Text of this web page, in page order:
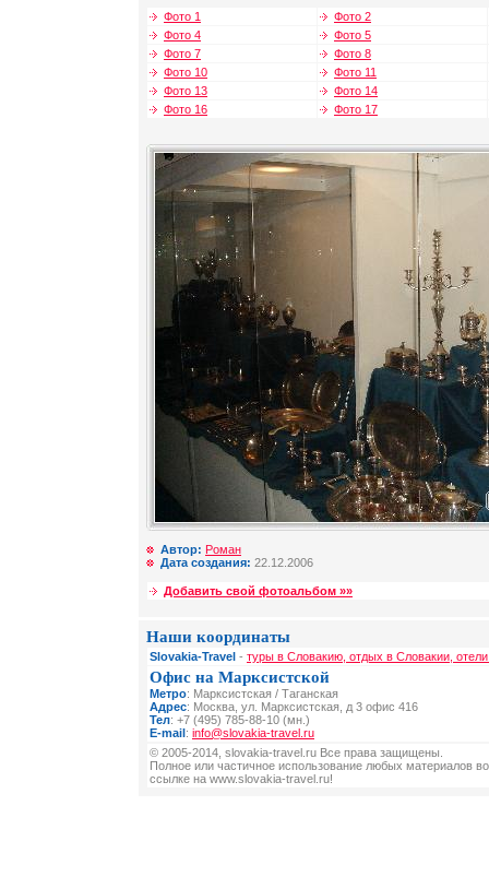
Фото 1
Фото 2
Фото 4
Фото 5
Фото 7
Фото 8
Фото 10
Фото 11
Фото 13
Фото 14
Фото 16
Фото 17
Автор: Роман
Дата создания: 22.12.2006
Добавить свой фотоальбом »»
Наши координаты
Slovakia-Travel - туры в Словакию, отдых в Словакии,
Офис на Марксистской
Метро: Марксистская / Таганская
Адрес: Москва, ул. Марксистская, д 3 офис 416
Тел: +7 (495) 785-88-10 (мн.)
E-mail: info@slovakia-travel.ru
© 2005-2014, slovakia-travel.ru Все права защищены.
Полное или частичное использование любых материалов
ссылке на www.slovakia-travel.ru!